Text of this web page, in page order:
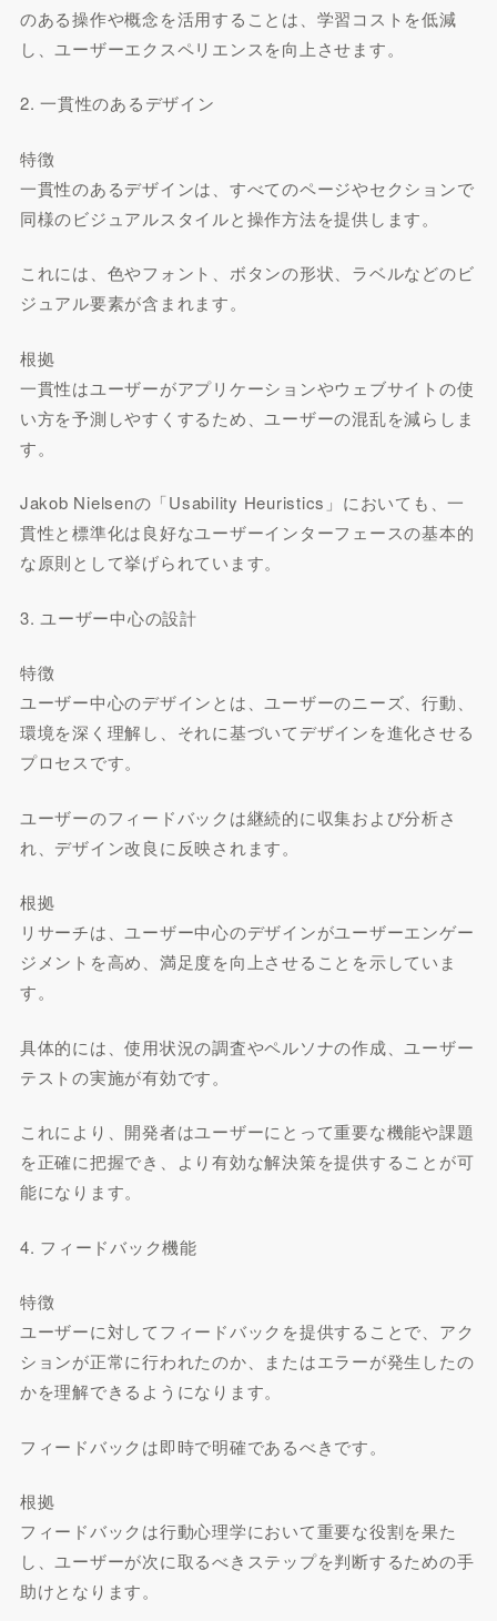
のある操作や概念を活用することは、学習コストを低減
し、ユーザーエクスペリエンスを向上させます。
2. 一貫性のあるデザイン
特徴
一貫性のあるデザインは、すべてのページやセクションで
同様のビジュアルスタイルと操作方法を提供します。
これには、色やフォント、ボタンの形状、ラベルなどのビ
ジュアル要素が含まれます。
根拠
一貫性はユーザーがアプリケーションやウェブサイトの使
い方を予測しやすくするため、ユーザーの混乱を減らしま
す。
Jakob Nielsenの「Usability Heuristics」においても、一
貫性と標準化は良好なユーザーインターフェースの基本的
な原則として挙げられています。
3. ユーザー中心の設計
特徴
ユーザー中心のデザインとは、ユーザーのニーズ、行動、
環境を深く理解し、それに基づいてデザインを進化させる
プロセスです。
ユーザーのフィードバックは継続的に収集および分析さ
れ、デザイン改良に反映されます。
根拠
リサーチは、ユーザー中心のデザインがユーザーエンゲー
ジメントを高め、満足度を向上させることを示していま
す。
具体的には、使用状況の調査やペルソナの作成、ユーザー
テストの実施が有効です。
これにより、開発者はユーザーにとって重要な機能や課題
を正確に把握でき、より有効な解決策を提供することが可
能になります。
4. フィードバック機能
特徴
ユーザーに対してフィードバックを提供することで、アク
ションが正常に行われたのか、またはエラーが発生したの
かを理解できるようになります。
フィードバックは即時で明確であるべきです。
根拠
フィードバックは行動心理学において重要な役割を果た
し、ユーザーが次に取るべきステップを判断するための手
助けとなります。